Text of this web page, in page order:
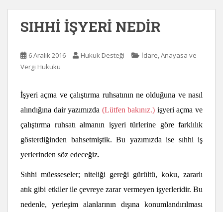
SIHHİ İŞYERİ NEDİR
6 Aralık 2016 Hukuk Desteği
İdare, Anayasa ve
Vergi Hukuku
İşyeri açma ve çalıştırma ruhsatının ne olduğuna ve nasıl
alındığına dair yazımızda (Lütfen bakınız.) işyeri açma ve
çalıştırma ruhsatı almanın işyeri türlerine göre farklılık
gösterdiğinden bahsetmiştik. Bu yazımızda ise sıhhi iş
yerlerinden söz edeceğiz.
Sıhhi müesseseler; niteliği gereği gürültü, koku, zararlı
atık gibi etkiler ile çevreye zarar vermeyen işyerleridir. Bu
nedenle, yerleşim alanlarının dışına konumlandırılması